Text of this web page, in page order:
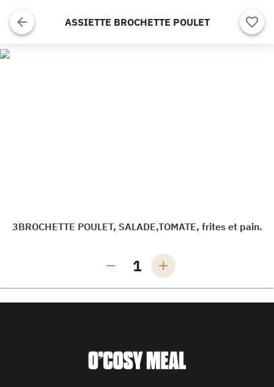
ASSIETTE BROCHETTE POULET
3BROCHETTE POULET, SALADE,TOMATE, frites et pain.
1